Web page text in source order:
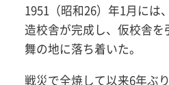
1951（昭和26）年1月には
造校舎が完成し、仮校舎
舞の地に落ち着いた。
戦災で全焼して以来6年ぶ